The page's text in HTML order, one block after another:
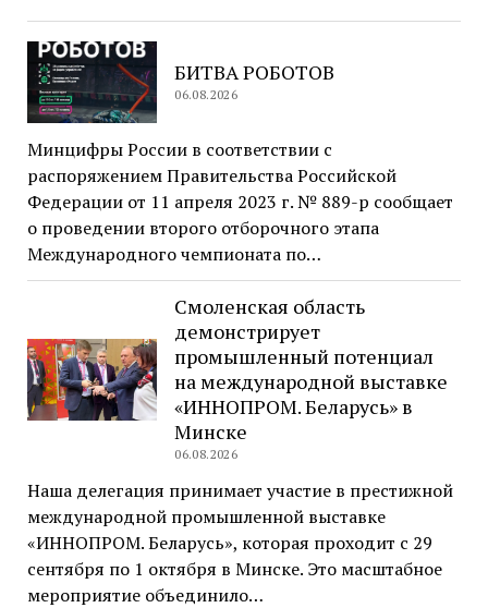
БИТВА РОБОТОВ
06.08.2026
Минцифры России в соответствии с
распоряжением Правительства Российской
Федерации от 11 апреля 2023 г. № 889-р сообщает
о проведении второго отборочного этапа
Международного чемпионата по…
Смоленская область
демонстрирует
промышленный потенциал
на международной выставке
«ИННОПРОМ. Беларусь» в
Минске
06.08.2026
Наша делегация принимает участие в престижной
международной промышленной выставке
«ИННОПРОМ. Беларусь», которая проходит с 29
сентября по 1 октября в Минске. Это масштабное
мероприятие объединило…